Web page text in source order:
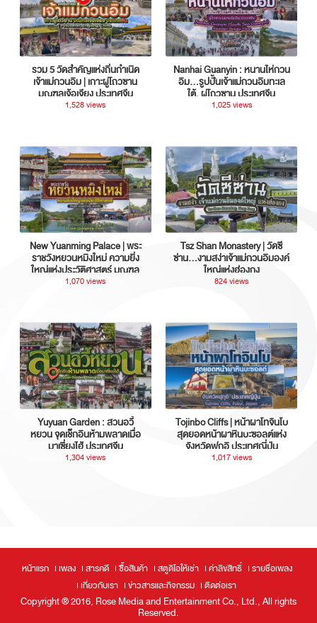
รวม 5 วัดสำคัญแห่งถิ่นกำเนิด
เจ้าแม่กวนอิม | เกาะผู่โถวซาน
มณฑลเจ้อเจียง ประเทศจีน
1,528 views
Nanhai Guanyin : หนานไห่กวน
อิม...รูปปั้นเจ้าแม่กวนอิมทะเล
ใต้, ผู่โถวซาน ประเทศจีน
1,025 views
New Yuanming Palace | พระ
ราชวังหยวนหมิงใหม่ ความยิ่ง
ใหญ่แห่งประวัติศาสตร์ มณฑล
กวางตุ้ง ประเทศจีน
1,070 views
Tsz Shan Monastery | วัดซี
ซ่าน…งามสง่าเจ้าแม่กวนอิมองค์
ใหญ่แห่งฮ่องกง
824 views
Yuyuan Garden : สวนอวี้
หยวน จุดเช็กอินห้ามพลาดเมื่อ
มาเซี่ยงไฮ้ ประเทศจีน
1,304 views
Tojinbo Cliffs | หน้าผาโทจินโบ
สุดยอดหน้าผาหินบะซอลต์แห่ง
จังหวัดฟุกุอิ ประเทศญี่ปุ่น
1,017 views
หน้าแรก เพลง สารคดี ซื้อสินค้า สตูดิโอให้เช่า ค่าลิขสิทธิ์
รายชื่อเพลง
เกี่ยวกับเรา
ข่าวสารและกิจกรรม ติดต่อเรา
Copyright ® 2016, Rose Media and Entertainment Co., Ltd., All rights
Reserved.